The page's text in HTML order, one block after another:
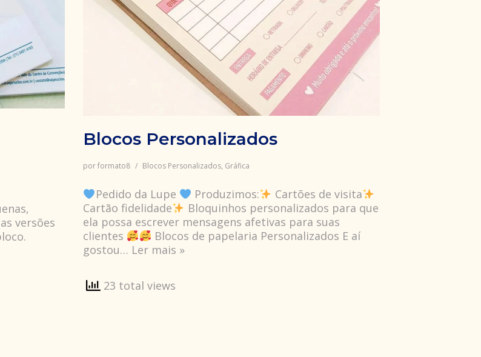
versões
Blocos Personalizados
porformato8 Blocos Personalizados, Gráfica
Pedido da Lupe Produzimos:
Cartões de visita
Cartão fidelidade
Bloquinhos personalizados para que
ela possa escrever mensagens afetivas para suas
clientes
Blocos de papelaria Personalizados E aí
gostou… Ler mais »
23 total views